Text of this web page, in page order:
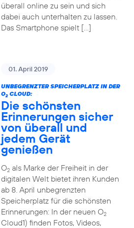
überall online zu sein und sich
dabei auch unterhalten zu lassen.
Das Smartphone spielt […]
01. April 2019
UNBEGRENZTER SPEICHERPLATZ IN DER
O2CLOUD:
Die schönsten
Erinnerungen sicher
von überall und
jedem Gerät
genießen
O2als Marke der Freiheit in der
digitalen Welt bietet ihren Kunden
ab 8. April unbegrenzten
Speicherplatz für die schönsten
Erinnerungen: In der neuen O2
Cloud1) finden Fotos, Videos,